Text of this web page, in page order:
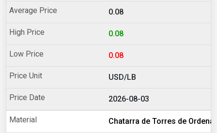
0.08
0.08
0.08
USD/LB
2026-08-03
Chatarra de Torres de